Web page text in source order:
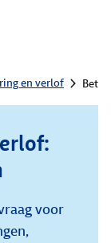
en verlof
voor